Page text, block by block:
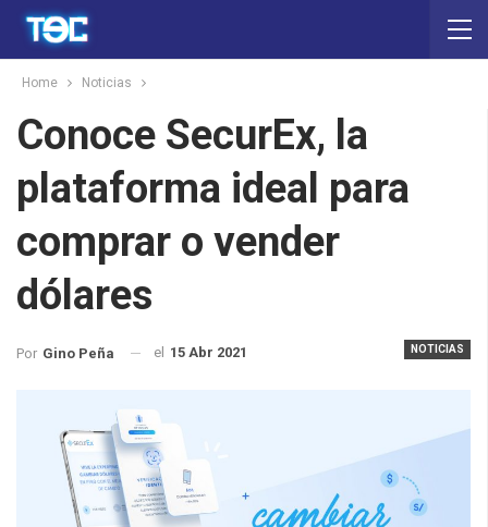
Home Noticias
Conoce SecurEx, la
plataforma ideal para
comprar o vender
dólares
NOTICIAS
Por Gino Peña el 15 Abr 2021